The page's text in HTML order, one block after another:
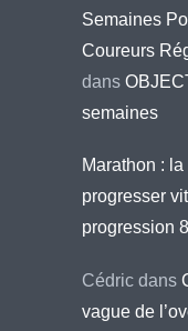
Semaines
Coureurs
dans
semaines
Marathon :
progresser
progression
Cédric dans
vague de